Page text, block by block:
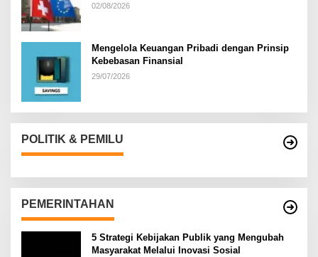
02/08/2026
Mengelola Keuangan Pribadi dengan Prinsip
Kebebasan Finansial
29/07/2026
POLITIK & PEMILU
PEMERINTAHAN
5 Strategi Kebijakan Publik yang Mengubah
Masyarakat Melalui Inovasi Sosial